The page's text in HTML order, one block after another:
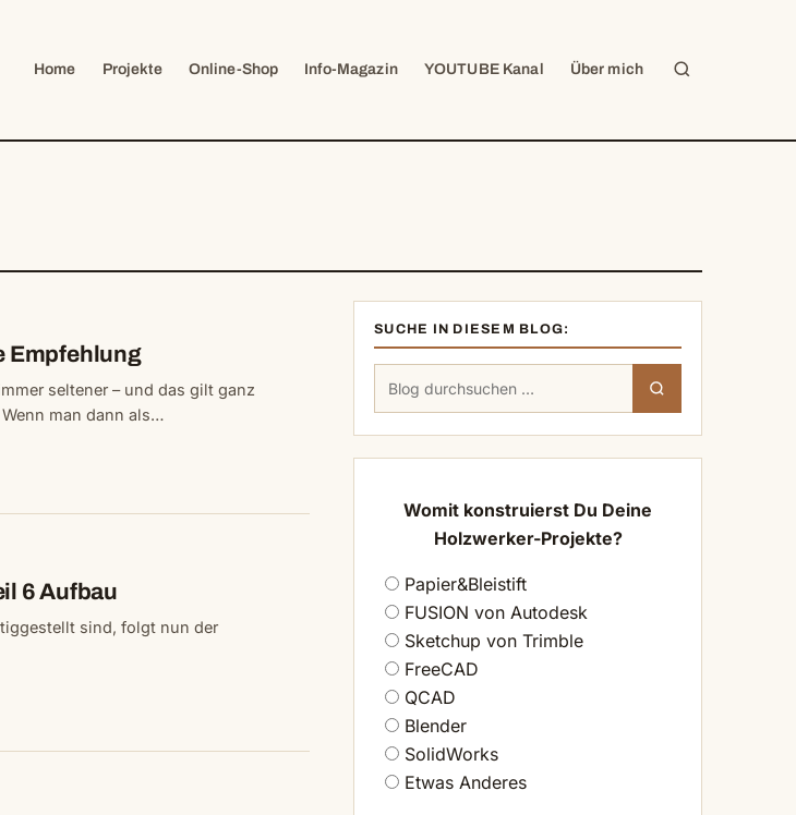
Home Projekte Online-Shop Info-Magazin YOUTUBE Kanal Über mich
Suche
Empfehlung
seltener – und das gilt ganz
man dann als…
6 Aufbau
sind, folgt nun der
SUCHE IN DIESEM BLOG:
nach:
Womit konstruierst Du Deine
Holzwerker-Projekte?
Papier&Bleistift
FUSION von Autodesk
Sketchup von Trimble
FreeCAD
QCAD
Blender
SolidWorks
Etwas Anderes